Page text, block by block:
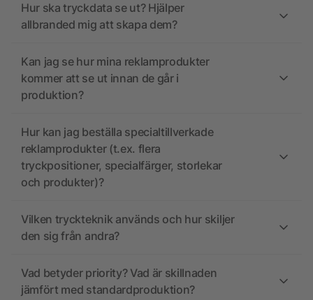
Hur ska tryckdata se ut? Hjälper
allbranded mig att skapa dem?
Kan jag se hur mina reklamprodukter
kommer att se ut innan de går i
produktion?
Hur kan jag beställa specialtillverkade
reklamprodukter (t.ex. flera
tryckpositioner, specialfärger, storlekar
och produkter)?
Vilken tryckteknik används och hur skiljer
den sig från andra?
Vad betyder priority? Vad är skillnaden
jämfört med standardproduktion?